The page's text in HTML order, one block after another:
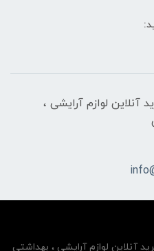
آنلاین لوازم آرایشی ،
آنلاین لوازم آرایشی ، بهداشتی